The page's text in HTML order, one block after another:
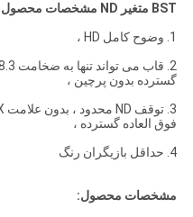
BST متغیر ND
مشخصات
1. وضوح کامل HD ،
گسترده بدون پرچین ،
فوق العاده گسترده ،
4. حداقل بازیگران رنگ
مشخصات محصول: